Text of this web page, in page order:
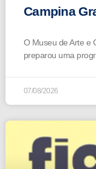
Campina
O Museu de Arte e
preparou uma
07/08/2026